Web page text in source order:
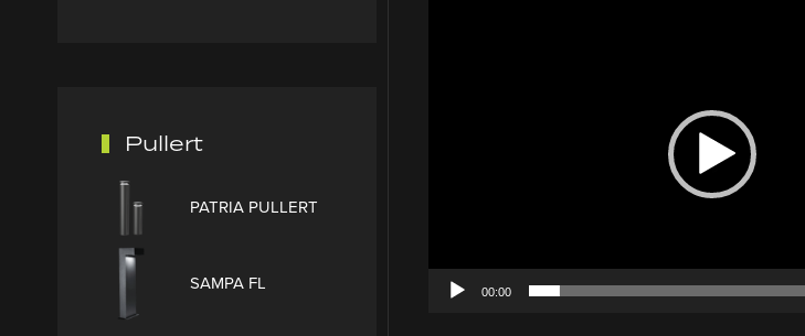
00:00
Pullert
PATRIA PULLERT
SAMPA FL